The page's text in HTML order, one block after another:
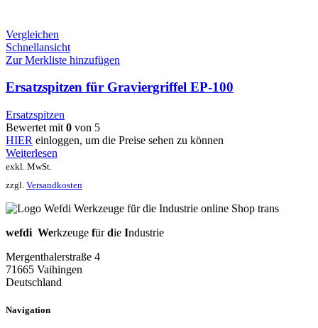
Vergleichen
Schnellansicht
Zur Merkliste hinzufügen
Ersatzspitzen für Graviergriffel EP-100
Ersatzspitzen
Bewertet mit 0 von 5
HIER einloggen, um die Preise sehen zu können
Weiterlesen
exkl. MwSt.
zzgl. Versandkosten
wefdi Werkzeuge fürdie Industrie
Mergenthalerstraße 4
71665 Vaihingen
Deutschland
Navigation